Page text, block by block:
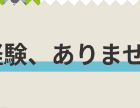
、ありま